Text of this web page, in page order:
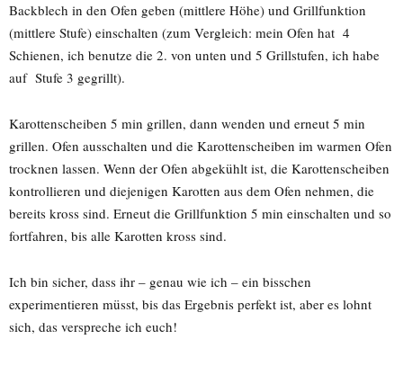
Backblech in den Ofen geben (mittlere Höhe) und Grillfunktion
(mittlere Stufe) einschalten (zum Vergleich: mein Ofen hat 4
Schienen, ich benutze die 2. von unten und 5 Grillstufen, ich habe
auf Stufe 3 gegrillt).
Karottenscheiben 5 min grillen, dann wenden und erneut 5 min
grillen. Ofen ausschalten und die Karottenscheiben im warmen Ofen
trocknen lassen. Wenn der Ofen abgekühlt ist, die Karottenscheiben
kontrollieren und diejenigen Karotten aus dem Ofen nehmen, die
bereits kross sind. Erneut die Grillfunktion 5 min einschalten und so
fortfahren, bis alle Karotten kross sind.
Ich bin sicher, dass ihr – genau wie ich – ein bisschen
experimentieren müsst, bis das Ergebnis perfekt ist, aber es lohnt
sich, das verspreche ich euch!